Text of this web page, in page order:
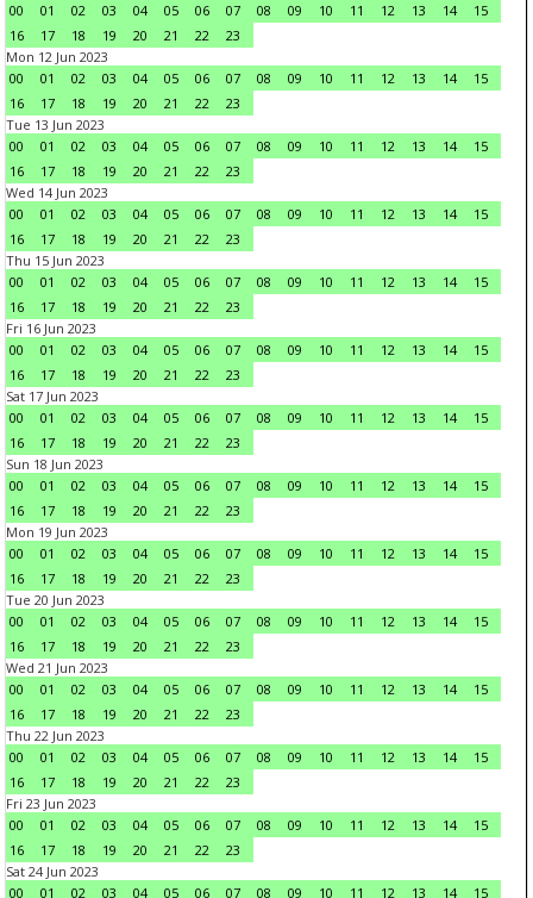
00
01 02 03 04 05 06 07 08 09 10 11 12 13 14
15
16
17 18 19 20 21 22
23
Mon 12 Jun 2023
00
01 02 03 04 05 06 07 08 09 10 11 12 13 14
15
16
17 18 19 20 21 22
23
Tue 13 Jun 2023
00
01 02 03 04 05 06 07 08 09 10 11 12 13 14
15
16
17 18 19 20 21 22
23
Wed 14 Jun 2023
00
01 02 03 04 05 06 07 08 09 10 11 12 13 14
15
16
17 18 19 20 21 22
23
Thu 15 Jun 2023
00
01 02 03 04 05 06 07 08 09 10 11 12 13 14
15
16
17 18 19 20 21 22
23
Fri 16 Jun 2023
00
01 02 03 04 05 06 07 08 09 10 11 12 13 14
15
16
17 18 19 20 21 22
23
Sat 17 Jun 2023
00
01 02 03 04 05 06 07 08 09 10 11 12 13 14
15
16
17 18 19 20 21 22
23
Sun 18 Jun 2023
00
01 02 03 04 05 06 07 08 09 10 11 12 13 14
15
16
17 18 19 20 21 22
23
Mon 19 Jun 2023
00
01 02 03 04 05 06 07 08 09 10 11 12 13 14
15
16
17 18 19 20 21 22
23
Tue 20 Jun 2023
00
01 02 03 04 05 06 07 08 09 10 11 12 13 14
15
16
17 18 19 20 21 22
23
Wed 21 Jun 2023
00
01 02 03 04 05 06 07 08 09 10 11 12 13 14
15
16
17 18 19 20 21 22
23
Thu 22 Jun 2023
00
01 02 03 04 05 06 07 08 09 10 11 12 13 14
15
16
17 18 19 20 21 22
23
Fri 23 Jun 2023
00
01 02 03 04 05 06 07 08 09 10 11 12 13 14
15
16
17 18 19 20 21 22
23
Sat 24 Jun 2023
00
01 02 03 04 05 06 07 08 09 10 11 12 13 14
15